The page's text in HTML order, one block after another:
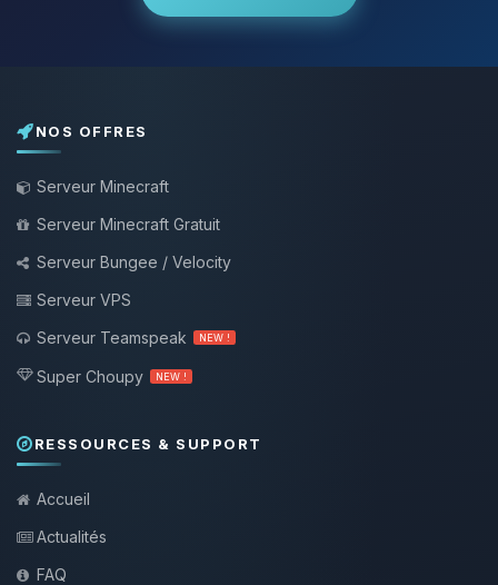
NOS OFFRES
Serveur Minecraft
Serveur Minecraft Gratuit
Serveur Bungee / Velocity
Serveur VPS
Serveur Teamspeak
NEW !
Super Choupy NEW !
RESSOURCES & SUPPORT
Accueil
Actualités
FAQ